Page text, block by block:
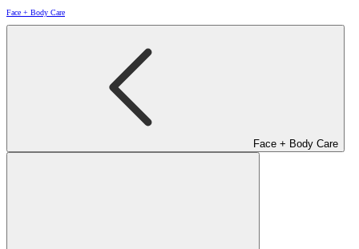
Face + Body Care
Face + Body Care